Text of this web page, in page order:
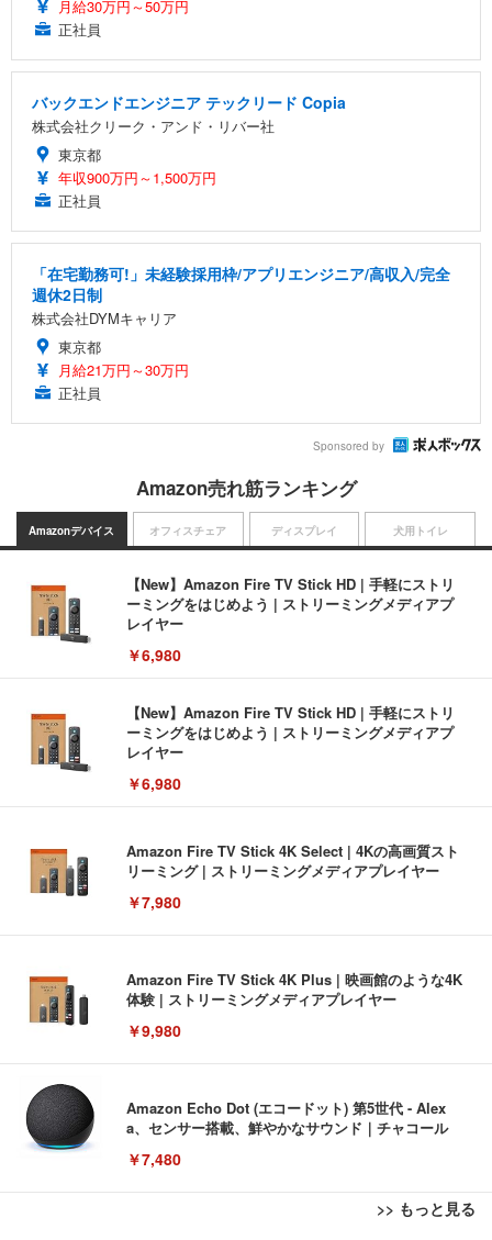
月給30万円～50万円
正社員
バックエンドエンジニア テックリード Copia
株式会社クリーク・アンド・リバー社
東京都
年収900万円～1,500万円
正社員
「在宅勤務可!」未経験採用枠/アプリエンジニア/高収入/完全
週休2日制
株式会社DYMキャリア
東京都
月給21万円～30万円
正社員
Sponsored by
Amazon売れ筋ランキング
Amazonデバイス
【New】Amazon Fire TV Stick HD | 手軽にストリ
ーミングをはじめよう | ストリーミングメディアプ
レイヤー
￥6,980
【New】Amazon Fire TV Stick HD | 手軽にストリ
ーミングをはじめよう | ストリーミングメディアプ
レイヤー
￥6,980
Amazon Fire TV Stick 4K Select | 4Kの高画質スト
リーミング | ストリーミングメディアプレイヤー
￥7,980
Amazon Fire TV Stick 4K Plus | 映画館のような4K
体験 | ストリーミングメディアプレイヤー
￥9,980
Amazon Echo Dot (エコードット) 第5世代 - Alex
a、センサー搭載、鮮やかなサウンド｜チャコール
￥7,480
>> もっと見る
オフィスチェア ディスプレイ 犬用トイレ